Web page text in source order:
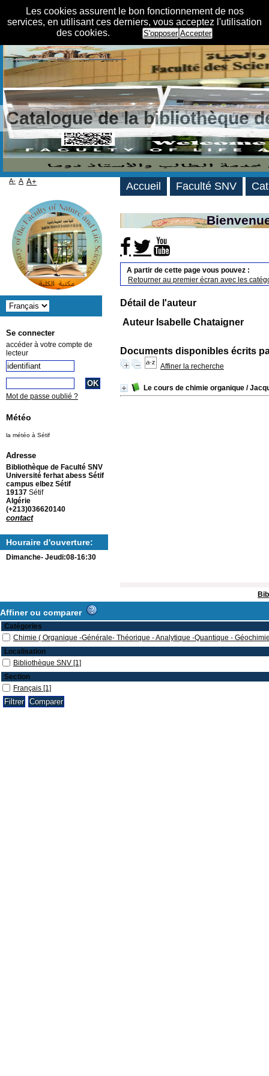
Les cookies assurent le bon fonctionnement de nos
services, en utilisant ces derniers, vous acceptez l'utilisation
des cookies.
S'opposer Accepter
Catalogue de la bibliothèque
A partir de cette page vous pouvez :
Retourner au premier écran avec les
Détail de l'auteur
Auteur Isabelle Chataigner
Documents disponibles écrits
Affiner la recherche
Le cours de chimie organique /
Accueil Faculté SNV
A- A A+
Se connecter
accéder à votre compte de
lecteur
Mot de passe oublié ?
Météo
la météo à Sétif
Adresse
Bibliothèque de Faculté SNV
Université ferhat abess Sétif
campus elbez Sétif
19137 Sétif
Algérie
(+213)036620140
contact
Houraire d'ouverture:
Dimanche- Jeudi:08-16:30
Affiner ou comparer
Catégories
Chimie ( Organique -Générale- Théorique - Analytique -Quantique -
Localisation
Bibliothèque SNV [1]
Section
Français [1]